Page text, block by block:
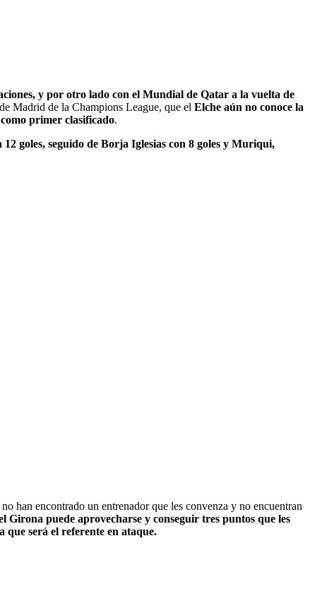
y por otro lado con el Mundial de Qatar a la vuelta de
Madrid de la Champions League, que el Elche aún no conoce la
primer clasificado.
goles, seguido de Borja Iglesias con 8 goles y Muriqui,
han encontrado un entrenador que les convenza y no encuentran
Girona puede aprovecharse y conseguir tres puntos que les
que será el referente en ataque.